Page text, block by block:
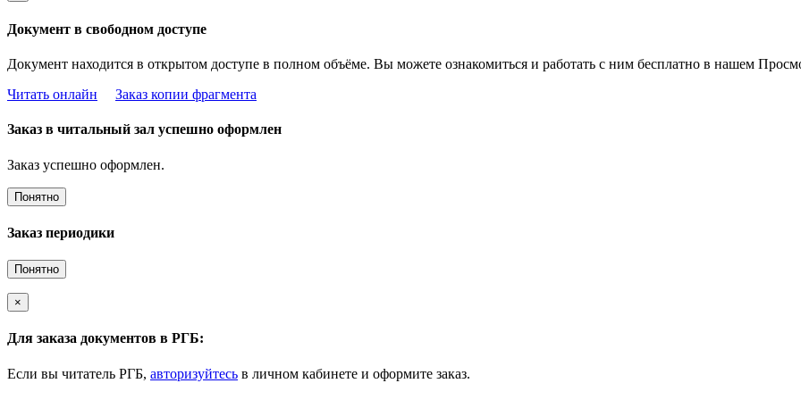
Документ в свободном доступе
Документ находится в открытом доступе в полном объёме. Вы можете ознакомиться и работать с ним бесплатно в нашем
Читать онлайн
Заказ копии фрагмента
Заказ в читальный зал успешно оформлен
Заказ успешно оформлен.
Понятно
Заказ периодики
Понятно
×
Для заказа документов в РГБ:
Если вы читатель РГБ, авторизуйтесь в личном кабинете и оформите заказ.